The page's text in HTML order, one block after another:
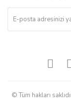
© Tüm hakları